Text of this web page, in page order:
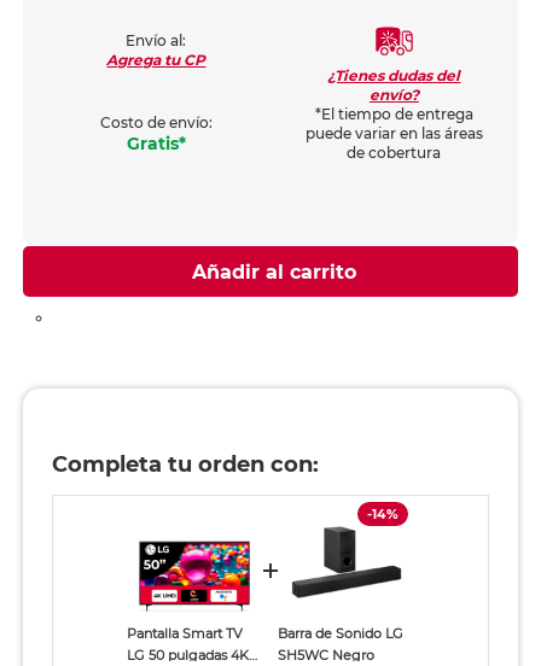
Envío al:
Agrega tu CP
Costo de envío:
Gratis*
¿Tienes dudas del
envío?
*El tiempo de entrega
puede variar en las áreas
de cobertura
Añadir al carrito
Completa tu orden con:
Pantalla Smart TV
LG 50 pulgadas 4K
-14%
Barra de Sonido LG
SH5WC Negro